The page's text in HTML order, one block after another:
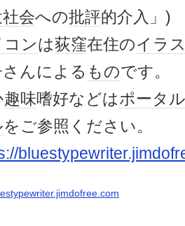
会への批評的介入」)
コンは荻窪在住のイラ
んによる ものです。
趣味嗜好などはポータ
をご参照ください。